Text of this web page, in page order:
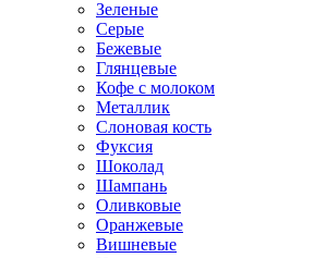
Зеленые
Серые
Бежевые
Глянцевые
Кофе с молоком
Металлик
Слоновая кость
Фуксия
Шоколад
Шампань
Оливковые
Оранжевые
Вишневые